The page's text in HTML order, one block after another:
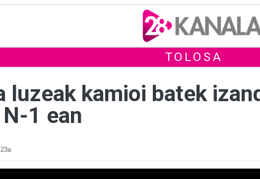
TOLOSA
luzeak kamioi batek
1 ean